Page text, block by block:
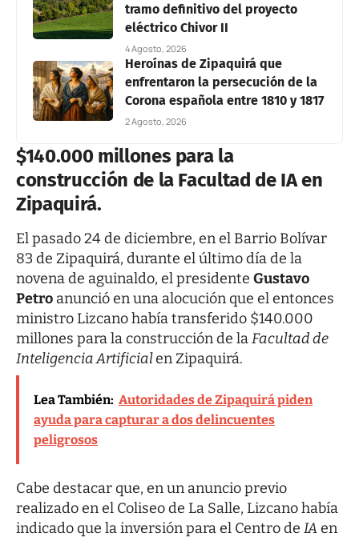
tramo definitivo del proyecto
eléctrico Chivor II
4 Agosto, 2026
Heroínas de Zipaquirá que
enfrentaron la persecución de la
Corona española entre 1810 y 1817
2 Agosto, 2026
$140.000 millones para la
construcción de la Facultad de IA en
Zipaquirá.
El pasado 24 de diciembre, en el Barrio Bolívar
83 de Zipaquirá, durante el último día de la
novena de aguinaldo, el presidente Gustavo
Petro anunció en una alocución que el entonces
ministro Lizcano había transferido $140.000
millones para la construcción de laFacultad de
Inteligencia Artificialen Zipaquirá.
Lea También: Autoridades de Zipaquirá piden
ayuda para capturar a dos delincuentes
peligrosos
Cabe destacar que, en un anuncio previo
realizado en el Coliseo de La Salle, Lizcano había
indicado que la inversión para el Centro de IAen